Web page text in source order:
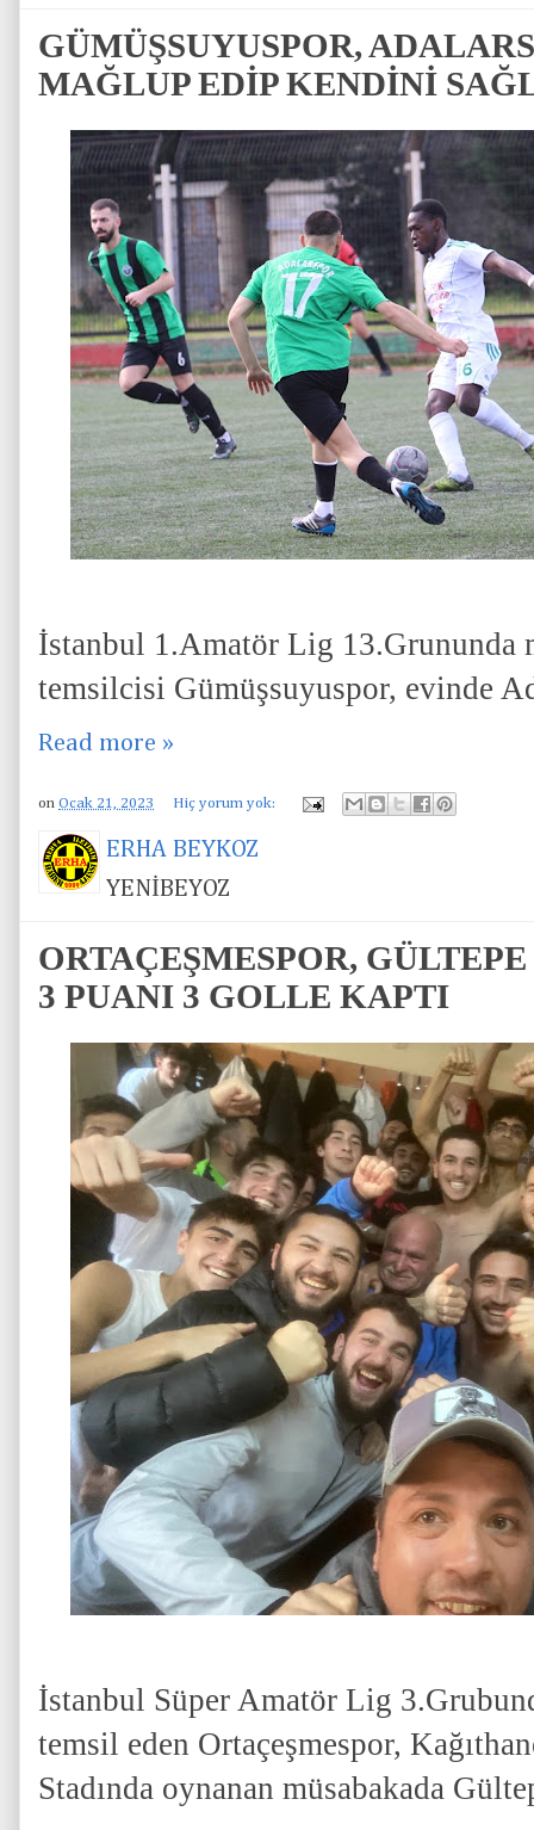
GÜMÜŞSUYUSPOR,
MAĞLUP EDİP KENDİNİ
İstanbul 1.Amatör Lig 13.Grununda
temsilcisi Gümüşsuyuspor, evinde
Read more »
on Ocak 21, 2023 Hiç yorum yok:
ERHA BEYKOZ
YENİBEYOZ
ORTAÇEŞMESPOR,
3 PUANI 3 GOLLE KAPTI
İstanbul Süper Amatör Lig
temsil eden Ortaçeşmespor,
Stadında oynanan müsabakada